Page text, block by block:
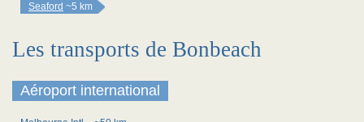
Seaford ~5 km
Les transports de Bonbeach
Aéroport international